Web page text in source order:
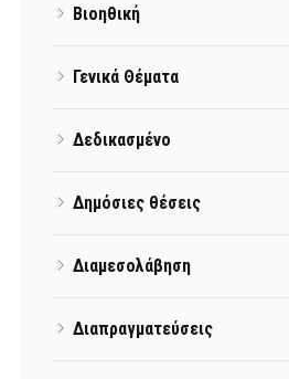
Βιοηθική
Γενικά Θέματα
Δεδικασμένο
Δημόσιες θέσεις
Διαμεσολάβηση
Διαπραγματεύσεις